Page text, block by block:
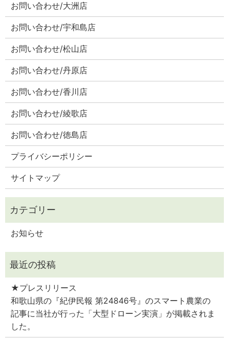
お問い合わせ/大洲店
お問い合わせ/宇和島店
お問い合わせ/松山店
お問い合わせ/丹原店
お問い合わせ/香川店
お問い合わせ/綾歌店
お問い合わせ/徳島店
プライバシーポリシー
サイトマップ
お知らせ
★プレスリリース
和歌山県の『紀伊民報 第24846号』のスマート農業の
記事に当社が行った「大型ドローン実演」が掲載されま
した。